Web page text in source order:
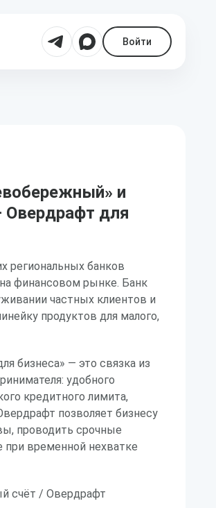
Войти
и
Овердрафт для
региональных банков
финансовом рынке. Банк
частных клиентов и
продуктов для малого,
бизнеса» — это связка из
удобного
кредитного лимита,
позволяет бизнесу
проводить срочные
при временной нехватке
счёт / Овердрафт